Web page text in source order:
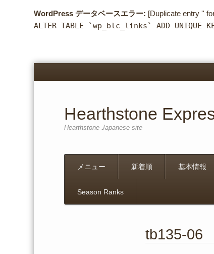
WordPress データベースエラー: [Duplicate entry ''
ALTER TABLE `wp_blc_links` ADD
Hearthstone
Hearthstone Japanese site
メニュー 新着順 基本情報
Season Ranks
tb135-06